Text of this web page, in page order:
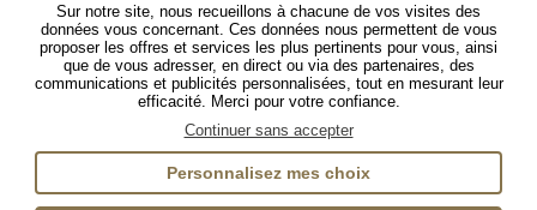
Satisfaction Clients
SUIVEZ-NOUS
InstagramTikTokFacebookYouTubeLinkedIn
Sur notre site, nous recueillons à chacune de vos visites des
données vous concernant. Ces données nous permettent de vous
proposer les offres et services les plus pertinents pour vous, ainsi
que de vous adresser, en direct ou via des partenaires, des
communications et publicités personnalisées, tout en mesurant leur
efficacité. Merci pour votre confiance.
Continuer sans accepter
Personnalisez mes choix